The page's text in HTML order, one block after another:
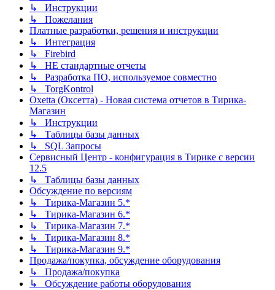
↳ Инструкции
↳ Пожелания
Платные разработки, решения и инструкции
↳ Интеграция
↳ Firebird
↳ НЕ стандартные отчеты
↳ Разработка ПО, используемое совместно
↳ TorgKontrol
Oxetta (Оксетта) - Новая система отчетов в Тирика-
Магазин
↳ Инструкции
↳ Таблицы базы данных
↳ SQL Запросы
Сервисный Центр - конфигурация в Тирике с версии
12.5
↳ Таблицы базы данных
Обсуждение по версиям
↳ Тирика-Магазин 5.*
↳ Тирика-Магазин 6.*
↳ Тирика-Магазин 7.*
↳ Тирика-Магазин 8.*
↳ Тирика-Магазин 9.*
Продажа/покупка, обсуждение оборудования
↳ Продажа/покупка
↳ Обсуждение работы оборудования